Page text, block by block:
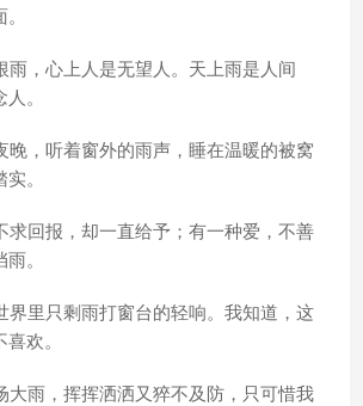
雨，心上人是无望人。天上雨是人间
。
晚，听着窗外的雨声，睡在温暖的被窝
。
求回报，却一直给予；有一种爱，不善
。
界里只剩雨打窗台的轻响。我知道，这
欢。
大雨，挥挥洒洒又猝不及防，只可惜我